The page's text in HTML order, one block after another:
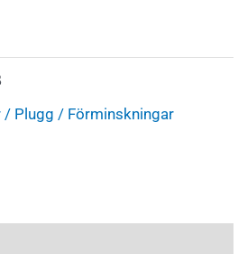
/ Plugg / Förminskningar